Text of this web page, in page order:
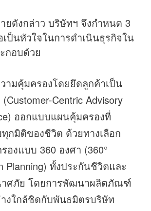
ยดังกล่าว บริษัทฯ จึงกำหนด 3
ป็นหัวใจในการดำเนินธุรกิจใน
กอบด้วย
ามคุ้มครองโดยยึดลูกค้าเป็น
Centric Advisory
ออกแบบแผนคุ้มครองที่
กมิติของชีวิต ด้วยทางเลือก
องแบบ 360 องศา (360°
Planning) ทั้งประกันชีวิตและ
าศภัย โดยการพัฒนาผลิตภัณฑ์
งใกล้ชิดกับพันธมิตรบริษัท